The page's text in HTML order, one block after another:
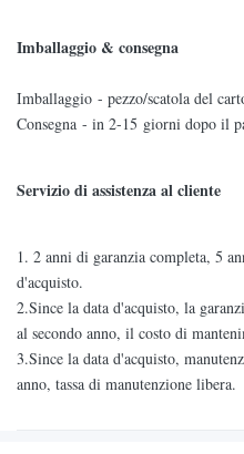
Imballaggio & consegna
Imballaggio - pezzo/scatola del
Consegna - in 2-15 giorni dopo il
Servizio di assistenza al cliente
1. 2 anni di garanzia completa, 5
d'acquisto.
2.Since la data d'acquisto, la
al secondo anno, il costo di
3.Since la data d'acquisto,
anno, tassa di manutenzione libera.